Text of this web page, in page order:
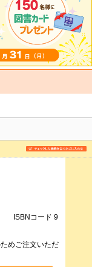
ISBNコード 9
めご注文いただ